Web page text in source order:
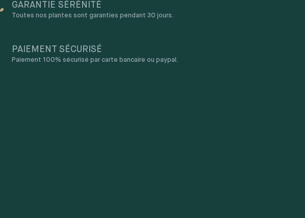
GARANTIE SÉRÉNITÉ
Toutes nos plantes sont garanties pendant 30 jours.
PAIEMENT SÉCURISÉ
Paiement 100% sécurisé par carte bancaire ou paypal.